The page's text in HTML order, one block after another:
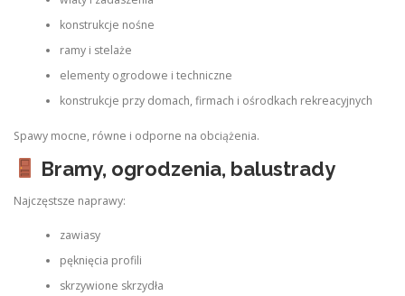
konstrukcje nośne
ramy i stelaże
elementy ogrodowe i techniczne
konstrukcje przy domach, firmach i ośrodkach rekreacyjnych
Spawy mocne, równe i odporne na obciążenia.
Bramy, ogrodzenia, balustrady
Najczęstsze naprawy:
zawiasy
pęknięcia profili
skrzywione skrzydła